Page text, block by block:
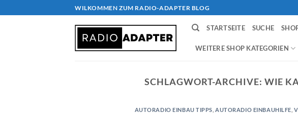
Inhalt
WILKOMMEN ZUM RADIO-ADAPTER BLOG
STARTSEITE SUCHE
WEITERE SHOP KATEGORIEN
SCHLAGWORT-ARCHIVE: WIE
AUTORADIO EINBAU TIPPS ,AUTORADIO EINBAUHILFE ,